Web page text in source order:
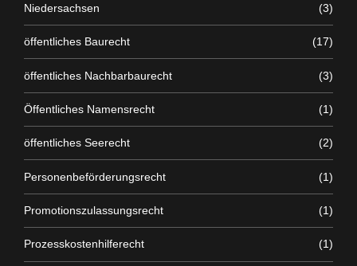
Niedersachsen (3)
öffentliches Baurecht (17)
öffentliches Nachbarbaurecht (3)
Öffentliches Namensrecht (1)
öffentliches Seerecht (2)
Personenbeförderungsrecht (1)
Promotionszulassungsrecht (1)
Prozesskostenhilferecht (1)